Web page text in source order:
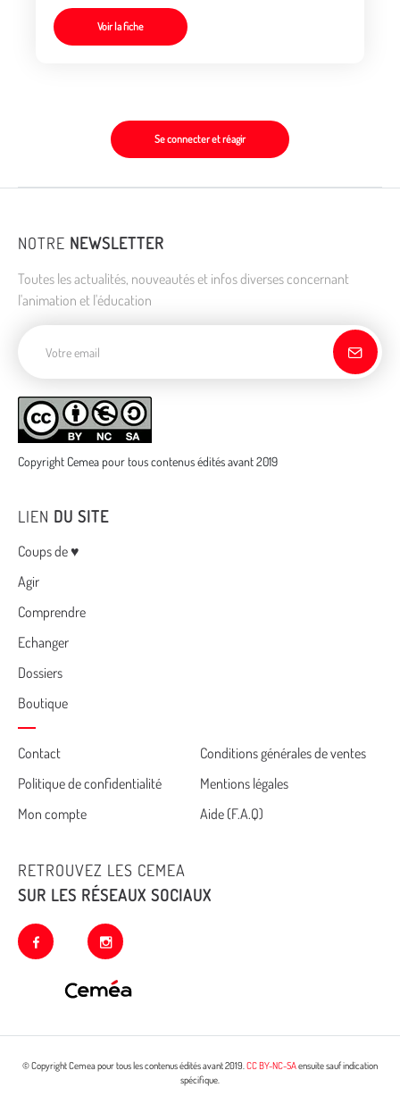
Voir la fiche
Se connecter et réagir
NOTRE NEWSLETTER
Toutes les actualités, nouveautés et infos diverses concernant
l'animation et l'éducation
Copyright Cemea pour tous contenus édités avant 2019
LIEN DU SITE
Menu
Coups de ♥
Agir
Comprendre
Echanger
Dossiers
Boutique
Cemea
footer
Contact
Conditions générales de ventes
Politique de confidentialité
Mentions légales
Mon compte
Aide (F.A.Q)
RETROUVEZ LES CEMEA
SUR LES RÉSEAUX SOCIAUX
facebook instagram
© Copyright Cemea pour tous les contenus édités avant 2019.CC BY-NC-SAensuite sauf indication
spécifique.